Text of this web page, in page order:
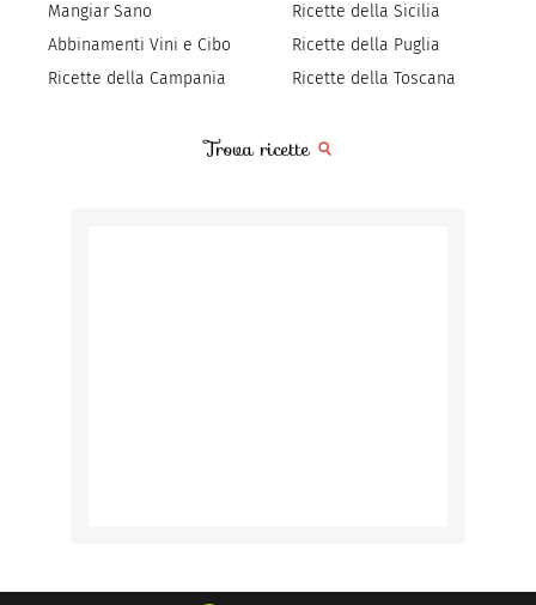
Mangiar Sano
Abbinamenti Vini e Cibo
Ricette della Campania
Ricette della Sicilia
Ricette della Puglia
Ricette della Toscana
Trova ricette